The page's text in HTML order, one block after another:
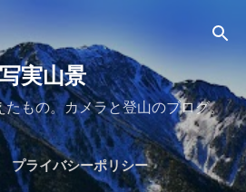
写実山景
もの。カメラと登山のブログ。
プライバシーポリシー